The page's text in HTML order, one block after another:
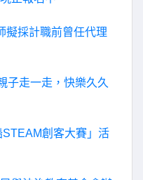
擬採計職前曾任代理
子走一走，快樂久久
STEAM創客大賽」活